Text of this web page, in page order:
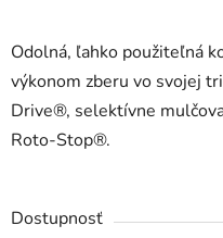
Odolná, ľahko použiteľná
výkonom zberu vo svojej
Drive®, selektívne
Roto-Stop®.
Dostupnosť